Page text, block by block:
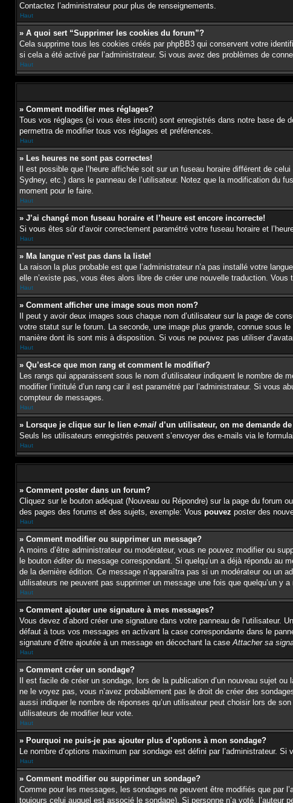
Contactez l’administrateur pour plus de renseignements.
Haut
» A quoi sert “Supprimer les cookies du forum”?
Cela supprime tous les cookies créés par phpBB3 qui conservent votre
si cela a été activé par l’administrateur. Si vous avez des problèmes de
Haut
» Comment modifier mes réglages?
Tous vos réglages (si vous êtes inscrit) sont enregistrés dans notre base de
permettra de modifier tous vos réglages et préférences.
Haut
» Les heures ne sont pas correctes!
Il est possible que l’heure affichée soit sur un fuseau horaire différent de
Sydney, etc.) dans le panneau de l’utilisateur. Notez que la modification du
moment pour le faire.
Haut
» J’ai changé mon fuseau horaire et l’heure est encore incorrecte!
Si vous êtes sûr d’avoir correctement paramétré votre fuseau horaire et
Haut
» Ma langue n’est pas dans la liste!
La raison la plus probable est que l’administrateur n’a pas installé votre
elle n’existe pas, vous êtes alors libre de créer une nouvelle traduction.
Haut
» Comment afficher une image sous mon nom?
Il peut y avoir deux images sous chaque nom d’utilisateur sur la page de
votre statut sur le forum. La seconde, une image plus grande, connue sous
manière dont ils sont mis à disposition. Si vous ne pouvez pas utiliser
Haut
» Qu’est-ce que mon rang et comment le modifier?
Les rangs qui apparaissent sous le nom d’utilisateur indiquent le nombre
modifier l’intitulé d’un rang car il est paramétré par l’administrateur. Si vous
compteur de messages.
Haut
» Lorsque je clique sur le lien e-mail d’un utilisateur, on me demande
Seuls les utilisateurs enregistrés peuvent s’envoyer des e-mails via le
Haut
» Comment poster dans un forum?
Cliquez sur le bouton adéquat (Nouveau ou Répondre) sur la page du forum
des pages des forums et des sujets, exemple: Vous pouvez poster des
Haut
» Comment modifier ou supprimer un message?
A moins d’être administrateur ou modérateur, vous ne pouvez modifier ou
le bouton éditerdu message correspondant. Si quelqu’un a déjà répondu au
de la dernière édition. Ce message n’apparaîtra pas si un modérateur ou un
utilisateurs ne peuvent pas supprimer un message une fois que quelqu’un y a
Haut
» Comment ajouter une signature à mes messages?
Vous devez d’abord créer une signature dans votre panneau de l’utilisateur.
défaut à tous vos messages en activant la case correspondante dans le
signature d’être ajoutée à un message en décochant la caseAttacher sa
Haut
» Comment créer un sondage?
Il est facile de créer un sondage, lors de la publication d’un nouveau sujet
ne le voyez pas, vous n’avez probablement pas le droit de créer des
aussi indiquer le nombre de réponses qu’un utilisateur peut choisir lors de
utilisateurs de modifier leur vote.
Haut
» Pourquoi ne puis-je pas ajouter plus d’options à mon sondage?
Le nombre d’options maximum par sondage est défini par l’administrateur.
Haut
» Comment modifier ou supprimer un sondage?
Comme pour les messages, les sondages ne peuvent être modifiés que par
toujours celui auquel est associé le sondage). Si personne n’a voté,